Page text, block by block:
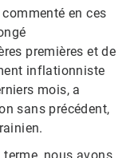
en ces
premières et de
inflationniste
mois, a
sans précédent,